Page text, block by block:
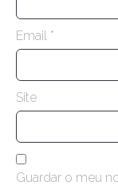
Email *
Site
Guardar o meu